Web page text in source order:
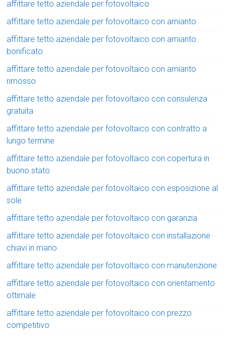
affittare tetto aziendale per fotovoltaico
affittare tetto aziendale per fotovoltaico con amianto
affittare tetto aziendale per fotovoltaico con amianto
bonificato
affittare tetto aziendale per fotovoltaico con amianto
rimosso
affittare tetto aziendale per fotovoltaico con consulenza
gratuita
affittare tetto aziendale per fotovoltaico con contratto a
lungo termine
affittare tetto aziendale per fotovoltaico con copertura in
buono stato
affittare tetto aziendale per fotovoltaico con esposizione al
sole
affittare tetto aziendale per fotovoltaico con garanzia
affittare tetto aziendale per fotovoltaico con installazione
chiavi in mano
affittare tetto aziendale per fotovoltaico con manutenzione
affittare tetto aziendale per fotovoltaico con orientamento
ottimale
affittare tetto aziendale per fotovoltaico con prezzo
competitivo